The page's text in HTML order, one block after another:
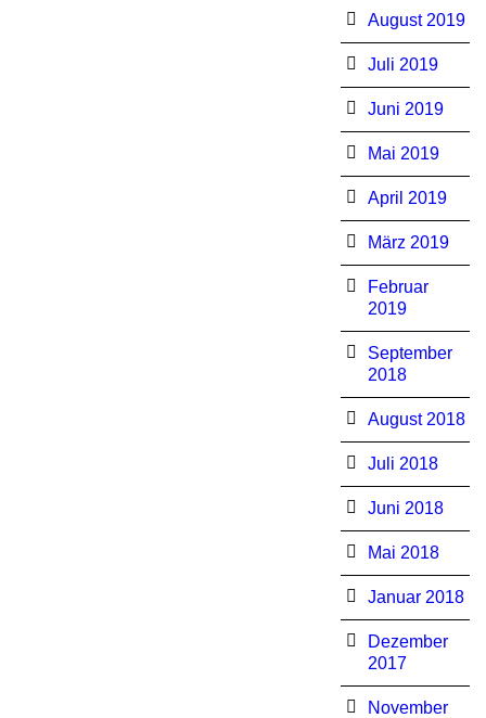
August 2019
Juli 2019
Juni 2019
Mai 2019
April 2019
März 2019
Februar
2019
September
2018
August 2018
Juli 2018
Juni 2018
Mai 2018
Januar 2018
Dezember
2017
November